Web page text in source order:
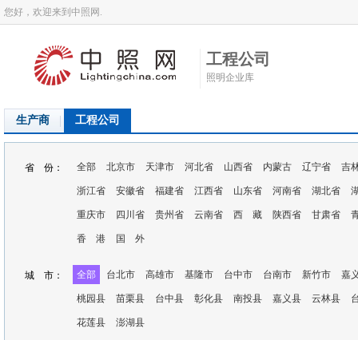
您好，欢迎来到中照网.
工程公司
照明企业库
生产商 工程公司
省 份： 全部 北京市 天津市 河北省 山西省 内蒙古 辽宁省 吉
浙江省 安徽省 福建省 江西省 山东省 河南省 湖北省
重庆市 四川省 贵州省 云南省 西 藏 陕西省 甘肃省
香 港 国 外
城 市： 全部 台北市 高雄市 基隆市 台中市 台南市 新竹市 嘉
桃园县 苗栗县 台中县 彰化县 南投县 嘉义县 云林县
花莲县 澎湖县